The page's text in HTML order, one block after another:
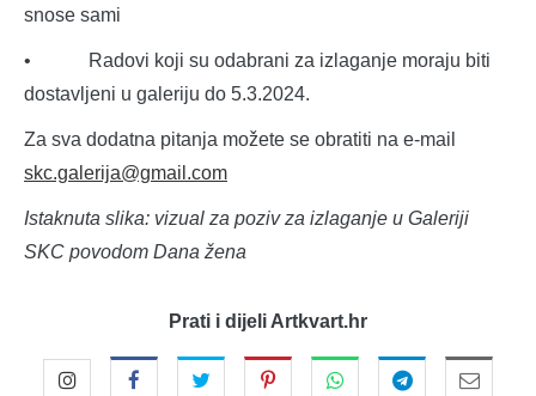
snose sami
• Radovi koji su odabrani za izlaganje moraju biti
dostavljeni u galeriju do 5.3.2024.
Za sva dodatna pitanja možete se obratiti na e-mail
skc.galerija@gmail.com
Istaknuta slika: vizual za poziv za izlaganje u Galeriji
SKC povodom Dana žena
Prati i dijeli Artkvart.hr